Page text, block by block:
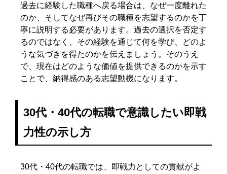
過去に経験した職種へ戻る場合は、なぜ一度離れた
のか、そしてなぜ再びその職種を志望するのかを丁
寧に説明する必要があります。過去の選択を否定す
るのではなく、その経験を通じて何を学び、どのよ
うな気づきを得たのかを伝えましょう。そのうえ
で、現在はどのような価値を提供できるのかを示す
ことで、納得感のある志望動機になります。
30代・40代の転職で意識したい即戦
力性の示し方
30代・40代の転職では、即戦力としての貢献がよ